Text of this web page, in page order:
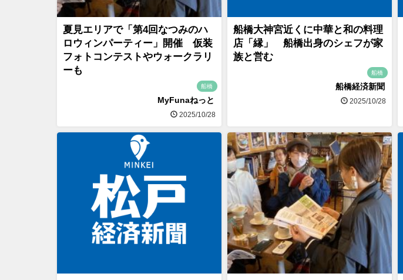
夏見エリアで「第4回なつみのハ
ロウィンパーティー」開催 仮装
フォトコンテストやウォークラリ
ーも
船橋
MyFunaねっと
2025/10/28
船橋大神宮近くに中華と和の料理
店「縁」 船橋出身のシェフが家
族と営む
船橋
船橋経済新聞
2025/10/28